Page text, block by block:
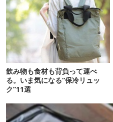
飲み物も食材も背負って運べ
る。いま気になる“保冷リュッ
ク”11選